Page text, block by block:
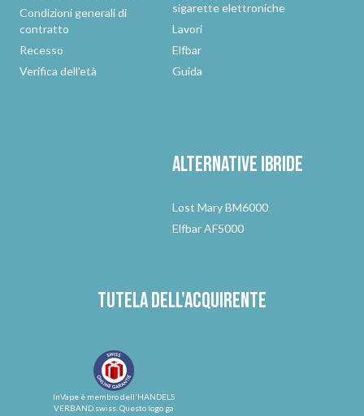
Condizioni generali di
contratto
Recesso
Verifica dell'età
sigarette elettroniche
Lavori
Elfbar
Guida
Alternativeibride
Lost Mary BM6000
Elfbar AF5000
Tutela dell'acquirente
InVape è membro dell'HANDELS
VERBAND.swiss. Questo logo ga